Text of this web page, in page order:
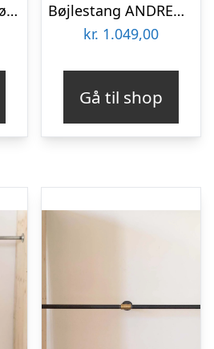
Bøjlestang LIAM sølv | Bestil på specialmål
Bøjlestang ANDREA sort | Bestil på specialmål
kr. 1.049,00
Gå til shop